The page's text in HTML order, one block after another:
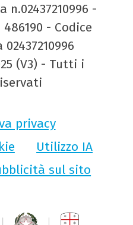
n.02437210996 -
486190 - Codice
(V3) - Tutti i
privacy
Utilizzo IA
sul sito